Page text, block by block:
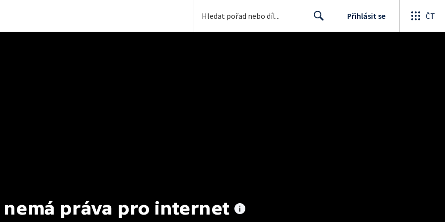
Přihlásit se ČT
nemá práva pro internet